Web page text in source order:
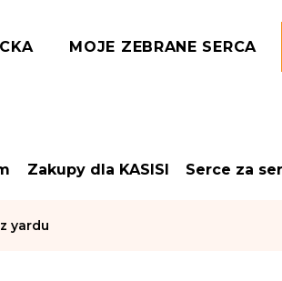
MOJE ZEBRANE SERCA
Zakupy dla KASISI Serce za
yardu